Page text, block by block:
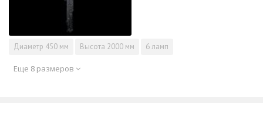
Диаметр 450 мм Высота 2000 мм 6 ламп
Еще 8 размеров